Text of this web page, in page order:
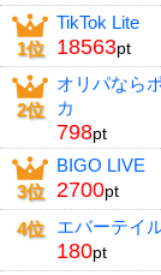
1位
TikTok Lite
18563pt
2位
オリパなら
カ
798pt
3位
BIGO LIVE
2700pt
4位 エバーテイ
180pt